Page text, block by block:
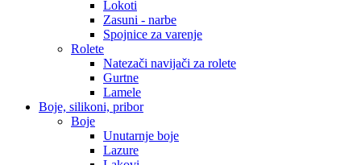
Lokoti
Zasuni - narbe
Spojnice za varenje
Rolete
Natezači navijači za rolete
Gurtne
Lamele
Boje, silikoni, pribor
Boje
Unutarnje boje
Lazure